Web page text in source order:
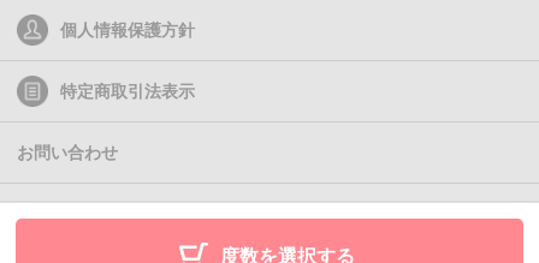
度数を選択する
個人情報保護方針
特定商取引法表示
お問い合わせ
(C)2011- Queen Eyes